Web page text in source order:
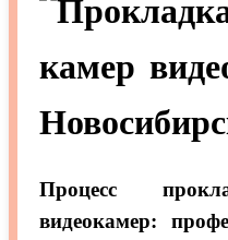
Процесс
видеокамер: